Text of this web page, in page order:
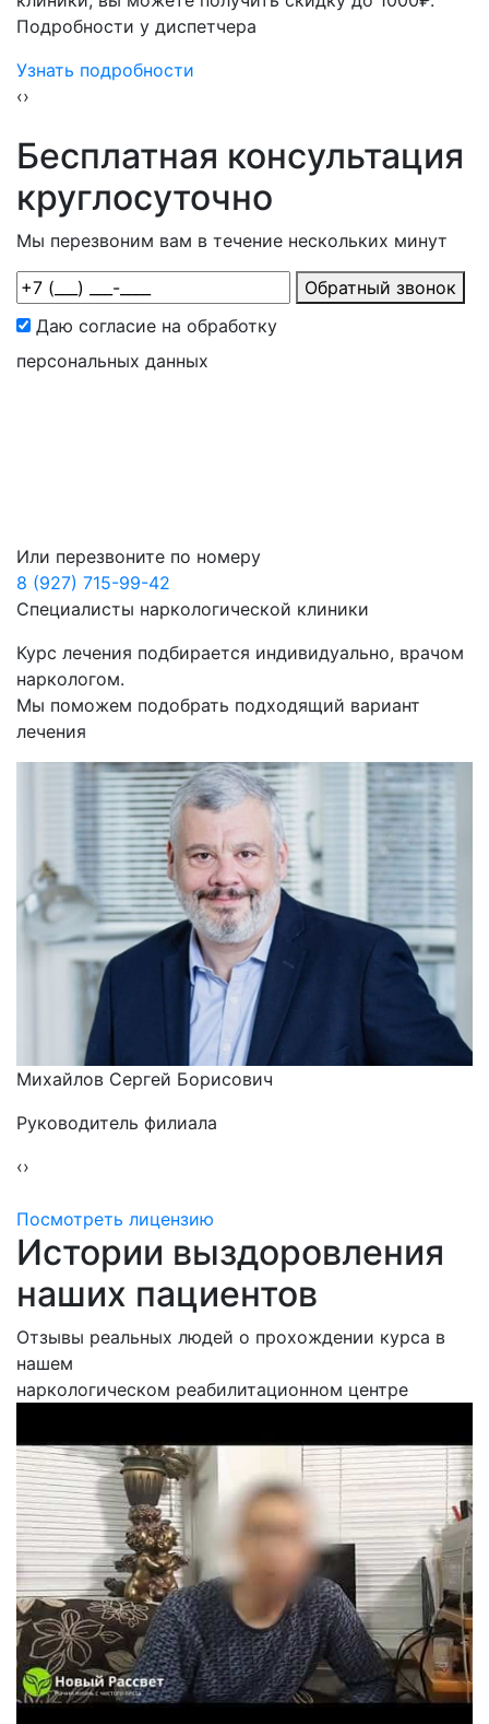
Подробности у диспетчера
Узнать подробности
‹›
Бесплатная консультация
круглосуточно
Мы перезвоним вам в течение нескольких минут
Обратный звонок
Даю согласие на обработку
персональных данных
Или перезвоните по номеру
8 (927) 715-99-42
Специалисты наркологической клиники
Курс лечения подбирается индивидуально, врачом
наркологом.
Мы поможем подобрать подходящий вариант
лечения
Михайлов Сергей Борисович
Руководитель филиала
‹›
Посмотреть лицензию
Истории выздоровления
наших пациентов
Отзывы реальных людей о прохождении курса в
нашем
наркологическом реабилитационном центре